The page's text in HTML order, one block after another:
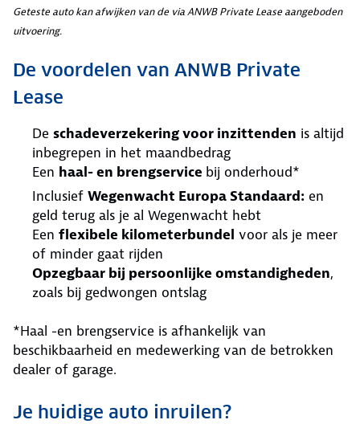
Geteste auto kan afwijken van de via ANWB Private Lease aangeboden
uitvoering.
De voordelen van ANWB Private
Lease
De schadeverzekering voor inzittenden is altijd
inbegrepen in het maandbedrag
Een haal- en brengservice bij onderhoud*
Inclusief Wegenwacht Europa Standaard: en
geld terug als je al Wegenwacht hebt
Een flexibele kilometerbundel voor als je meer
of minder gaat rijden
Opzegbaar bij persoonlijke omstandigheden,
zoals bij gedwongen ontslag
*Haal -en brengservice is afhankelijk van
beschikbaarheid en medewerking van de betrokken
dealer of garage.
Je huidige auto inruilen?